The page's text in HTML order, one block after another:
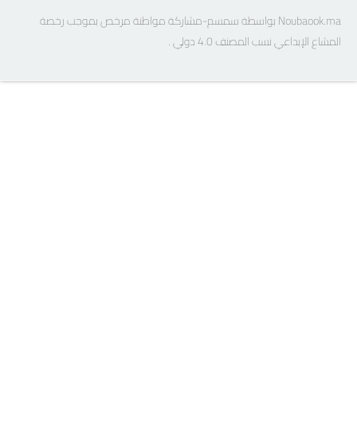
Noubaook.ma بواسطة سمسم-مشاركة مواطنة مرخص بموجب رخصة
المشاع الإبداعي نسب المصنف 4.0 دولي .